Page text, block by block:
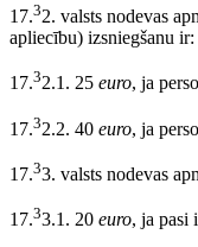
17.32. valsts nodevas
apliecību) izsniegšanu ir:
17.32.1. 25 euro, ja
17.32.2. 40 euro, ja
17.33. valsts nodevas
17.33.1. 20 euro, ja pasi